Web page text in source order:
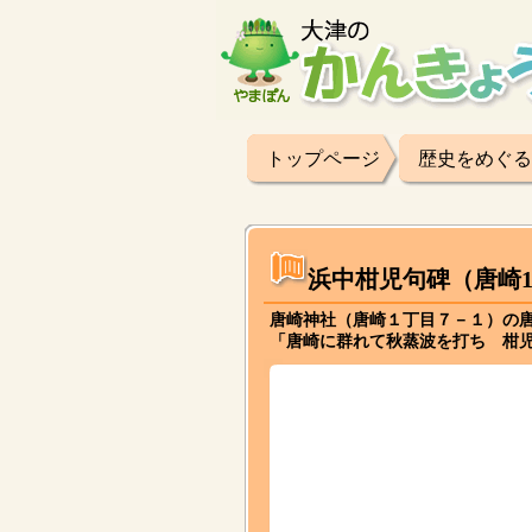
トップページ 歴史をめぐ
浜中柑児句碑（唐崎
唐崎神社（唐崎１丁目７－１）の
「唐崎に群れて秋蒸波を打ち 柑